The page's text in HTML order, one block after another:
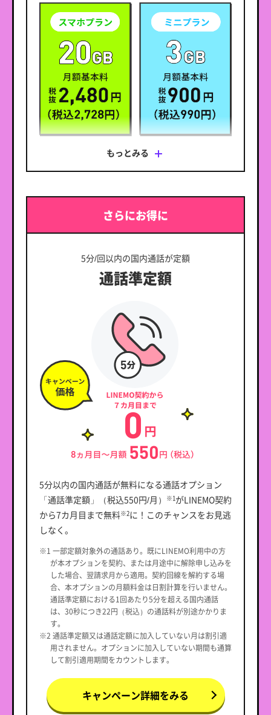
ーの対象外となる場合があります。詳細はこちらをご確
認ください。
・ギガフリーの対象サービスは、変更、追加、廃止又はギ
ガフリーの対象外となることがあります。
・LINEサービス内で有料のサービスを利用する場合は、別
途お支払いが必要です。
もっとみる
※ 通話従量制（22円/30秒 税込）。ナビダイヤルなど異な
※ 3G専用端末など一部対象外端末あり。
※ キャリアメールは利用できません。
※ SMSや海外でのご利用分などは別途料金が発生します。
料金プラン詳細をみる
さらにお得に
5分/回以内の国内通話が定額
通話準定額
5分以内の国内通話が無料になる通話オプション
「通話準定額」（税込550円/月）
※1がLINEMO契約
から7カ月目まで無料※2に！このチャンスをお見逃
しなく。
※1 一部定額対象外の通話あり。既にLINEMO利用中の方
が本オプションを契約、または月途中に解除申し込みを
した場合、翌請求月から適用。契約回線を解約する場
合、本オプションの月額料金は日割計算を行いません。
通話準定額における1回あたり5分を超える国内通話
は、30秒につき22円（税込）の通話料が別途かかりま
す。
※2 通話準定額又は通話定額に加入していない月は割引適
用されません。オプションに加入していない期間も通算
して割引適用期間をカウントします。
キャンペーン詳細をみる